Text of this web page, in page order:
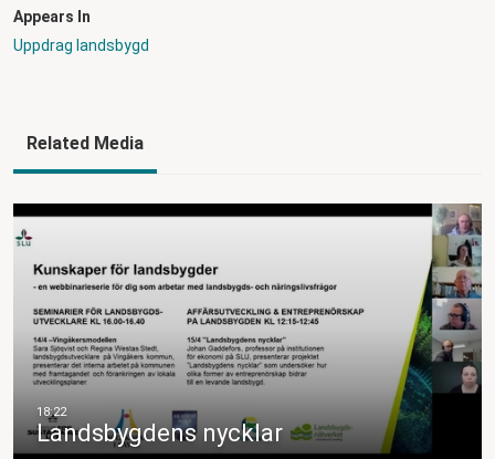
Appears In
Uppdrag landsbygd
Related Media
Landsbygdens nycklar